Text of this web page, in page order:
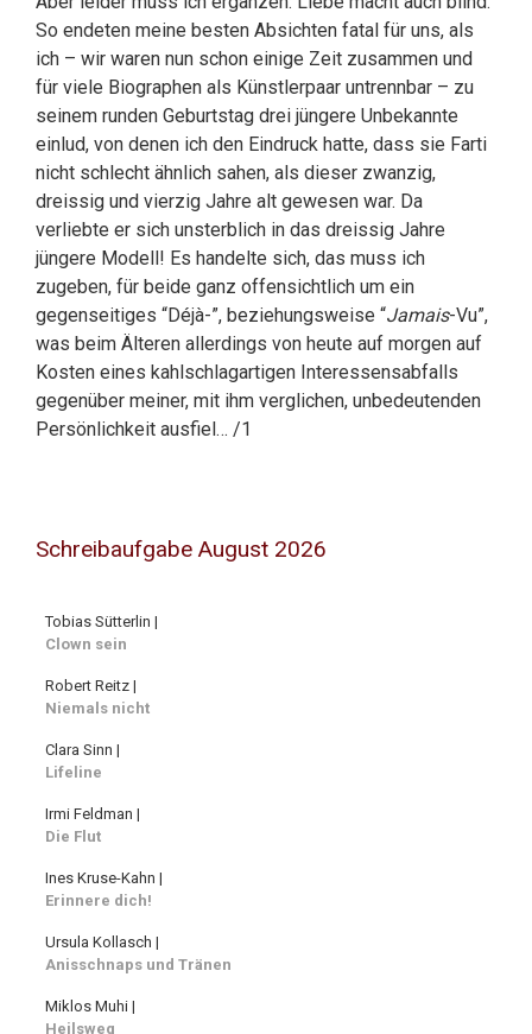
So endeten meine besten Absichten fatal für uns, als
ich – wir waren nun schon einige Zeit zusammen und
für viele Biographen als Künstlerpaar untrennbar – zu
seinem runden Geburtstag drei jüngere Unbekannte
einlud, von denen ich den Eindruck hatte, dass sie Farti
nicht schlecht ähnlich sahen, als dieser zwanzig,
dreissig und vierzig Jahre alt gewesen war. Da
verliebte er sich unsterblich in das dreissig Jahre
jüngere Modell! Es handelte sich, das muss ich
zugeben, für beide ganz offensichtlich um ein
gegenseitiges “Déjà-”, beziehungsweise “Jamais-Vu”,
was beim Älteren allerdings von heute auf morgen auf
Kosten eines kahlschlagartigen Interessensabfalls
gegenüber meiner, mit ihm verglichen, unbedeutenden
Persönlichkeit ausfiel… /1
Schreibaufgabe August 2026
Tobias Sütterlin |
Clown sein
Robert Reitz |
Niemals nicht
Clara Sinn |
Lifeline
Irmi Feldman |
Die Flut
Ines Kruse-Kahn |
Erinnere dich!
Ursula Kollasch |
Anisschnaps und Tränen
Miklos Muhi |
Heilsweg